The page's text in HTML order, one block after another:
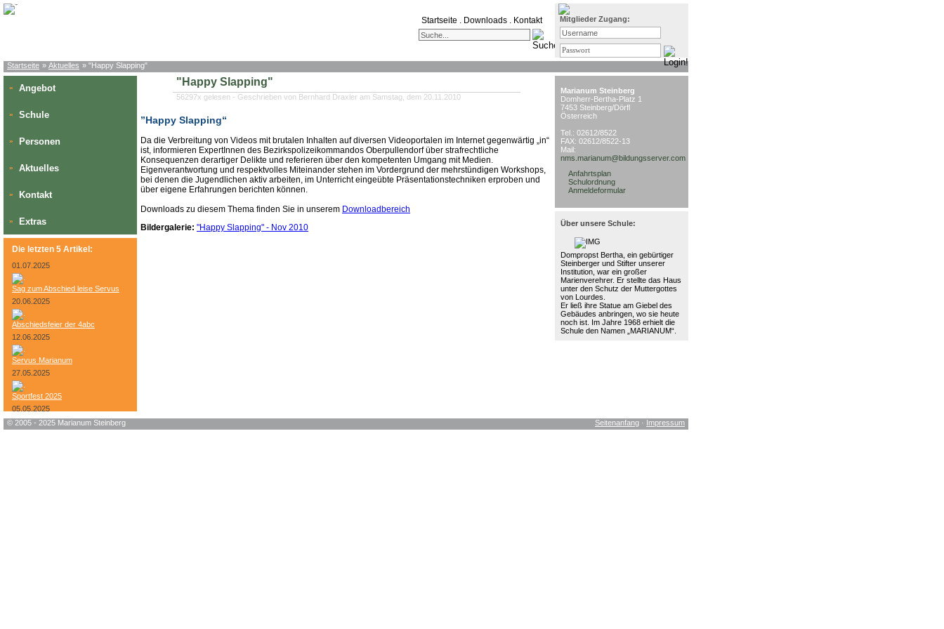
Startseite . Downloads . Kontakt Mitglieder Zugang:
Startseite » Aktuelles » "Happy Slapping"
» Angebot
» Schule
» Personen
» Aktuelles
» Kontakt
» Extras
Die letzten 5 Artikel:
01.07.2025
Sag zum Abschied leise Servus
20.06.2025
Abschiedsfeier der 4abc
12.06.2025
Servus Marianum
27.05.2025
Sportfest 2025
05.05.2025
Bundesheer-Tag
"Happy Slapping"
56297x gelesen - Geschrieben von Bernhard Draxler am Samstag, dem 20.11.2010
”Happy Slapping“
Da die Verbreitung von Videos mit brutalen Inhalten auf diversen Videoportalen im Internet gegenwärtig „in“
ist, informieren ExpertInnen des Bezirkspolizeikommandos Oberpullendorf über strafrechtliche
Konsequenzen derartiger Delikte und referieren über den kompetenten Umgang mit Medien.
Eigenverantwortung und respektvolles Miteinander stehen im Vordergrund der mehrstündigen Workshops,
bei denen die Jugendlichen aktiv arbeiten, im Unterricht eingeübte Präsentationstechniken erproben und
über eigene Erfahrungen berichten können.
Downloads zu diesem Thema finden Sie in unserem Downloadbereich
Bildergalerie: "Happy Slapping" - Nov 2010
Marianum Steinberg
Domherr-Bertha-Platz 1
7453 Steinberg/Dörfl
Österreich
Tel.: 02612/8522
FAX: 02612/8522-13
Mail:
nms.marianum@bildungsserver.com
Anfahrtsplan
Schulordnung
Anmeldeformular
Über unsere Schule:
Dompropst Bertha, ein gebürtiger
Steinberger und Stifter unserer
Institution, war ein großer
Marienverehrer. Er stellte das Haus
unter den Schutz der Muttergottes
von Lourdes.
Er ließ ihre Statue am Giebel des
Gebäudes anbringen, wo sie heute
noch ist. Im Jahre 1968 erhielt die
Schule den Namen „MARIANUM“.
© 2005 - 2025 Marianum Steinberg Seitenanfang · Impressum